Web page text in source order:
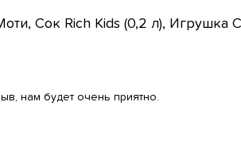
Сок Rich Kids (0,2 л), Игрушка
нам будет очень приятно.